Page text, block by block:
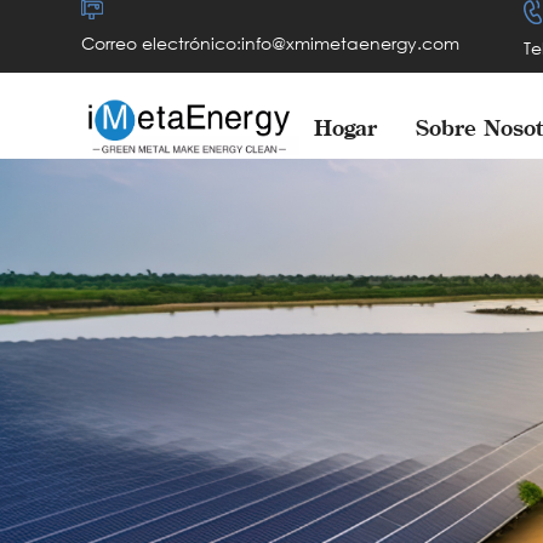
Correo electrónico:info@xmimetaenergy.com
Hogar Sobre